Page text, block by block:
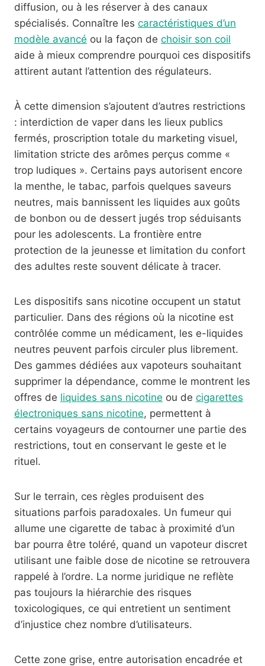
diffusion, ou à les réserver à des canaux
spécialisés. Connaître les caractéristiques d’un
modèle avancé ou la façon de choisir son coil
aide à mieux comprendre pourquoi ces dispositifs
attirent autant l’attention des régulateurs.
À cette dimension s’ajoutent d’autres restrictions
: interdiction de vaper dans les lieux publics
fermés, proscription totale du marketing visuel,
limitation stricte des arômes perçus comme «
trop ludiques ». Certains pays autorisent encore
la menthe, le tabac, parfois quelques saveurs
neutres, mais bannissent les liquides aux goûts
de bonbon ou de dessert jugés trop séduisants
pour les adolescents. La frontière entre
protection de la jeunesse et limitation du confort
des adultes reste souvent délicate à tracer.
Les dispositifs sans nicotine occupent un statut
particulier. Dans des régions où la nicotine est
contrôlée comme un médicament, les e-liquides
neutres peuvent parfois circuler plus librement.
Des gammes dédiées aux vapoteurs souhaitant
supprimer la dépendance, comme le montrent les
offres de liquides sans nicotine ou de cigarettes
électroniques sans nicotine, permettent à
certains voyageurs de contourner une partie des
restrictions, tout en conservant le geste et le
rituel.
Sur le terrain, ces règles produisent des
situations parfois paradoxales. Un fumeur qui
allume une cigarette de tabac à proximité d’un
bar pourra être toléré, quand un vapoteur discret
utilisant une faible dose de nicotine se retrouvera
rappelé à l’ordre. La norme juridique ne reflète
pas toujours la hiérarchie des risques
toxicologiques, ce qui entretient un sentiment
d’injustice chez nombre d’utilisateurs.
Cette zone grise, entre autorisation encadrée et